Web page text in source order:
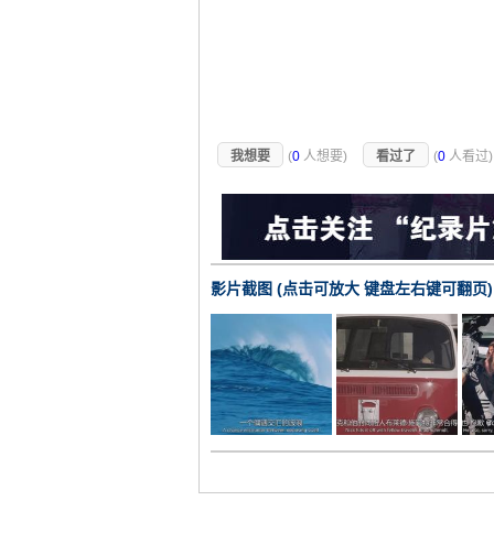
我想要 (0 人想要) 看过了 (0 人看过
影片截图 (点击可放大 键盘左右键可翻页)